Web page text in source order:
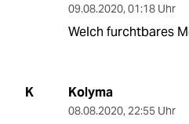
09.08.2020, 01:18 Uhr
Welch furchtbares
K Kolyma
08.08.2020, 22:55 Uhr